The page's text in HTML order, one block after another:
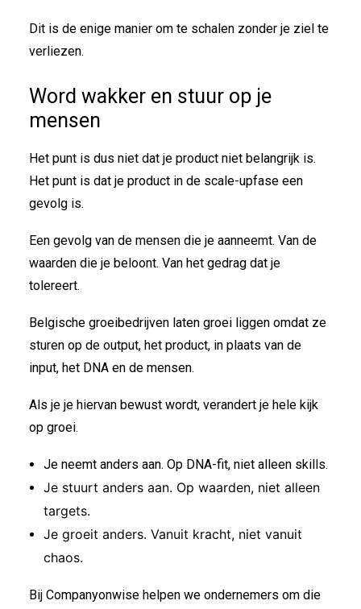
Dit is de enige manier om te schalen zonder je ziel te
verliezen.
Word wakker en stuur op je
mensen
Het punt is dus niet dat je product niet belangrijk is.
Het punt is dat je product in de scale-upfase een
gevolg is.
Een gevolg van de mensen die je aanneemt. Van de
waarden die je beloont. Van het gedrag dat je
tolereert.
Belgische groeibedrijven laten groei liggen omdat ze
sturen op de output, het product, in plaats van de
input, het DNA en de mensen.
Als je je hiervan bewust wordt, verandert je hele kijk
op groei.
Je neemt anders aan. Op DNA-fit, niet alleen skills.
Je stuurt anders aan. Op waarden, niet alleen
targets.
Je groeit anders. Vanuit kracht, niet vanuit
chaos.
Bij Companyonwise helpen we ondernemers om die